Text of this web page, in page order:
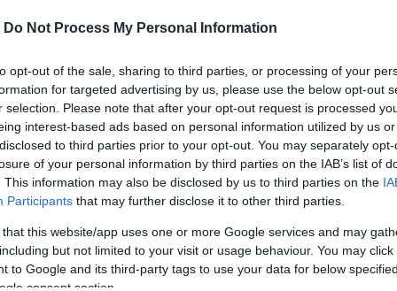
Do Not Process My Personal Information
opt-out of the sale, sharing to third parties, or processing of your
for targeted advertising by us, please use the below opt-out
selection. Please note that after your opt-out request is processed
interest-based ads based on personal information utilized by us
to third parties prior to your opt-out. You may separately
of your personal information by third parties on the IAB’s list of
This information may also be disclosed by us to third parties on the
Participants that may further disclose it to other third parties.
that this website/app uses one or more Google services and may
but not limited to your visit or usage behaviour. You may
to Google and its third-party tags to use your data for below
consent section.
τον λογαριασμό σας αλλά απλώς
που θα βλέπουν τις δημοσιεύσεις σας,
στις Ρυθμίσεις και εργαλεία
εδώ μπορείτε να επιλέξετε ανάμεσα σε
οι δημοσιεύσεις άλλων στις οποίες έχετε